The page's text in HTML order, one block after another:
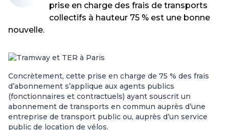
prise en charge des frais de transports
collectifs à hauteur 75 % est une bonne
nouvelle.
Concrètement, cette prise en charge de 75 % des frais
d’abonnement s’applique aux agents publics
(fonctionnaires et contractuels) ayant souscrit un
abonnement de transports en commun auprès d’une
entreprise de transport public ou, auprès d’un service
public de location de vélos.